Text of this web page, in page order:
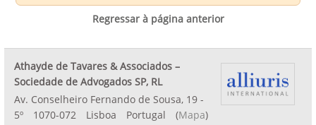
Regressar à página anterior
Athayde de Tavares & Associados –
Sociedade de Advogados SP, RL
Av. Conselheiro Fernando de Sousa, 19 -
5º
1070-072 Lisboa Portugal (Mapa)